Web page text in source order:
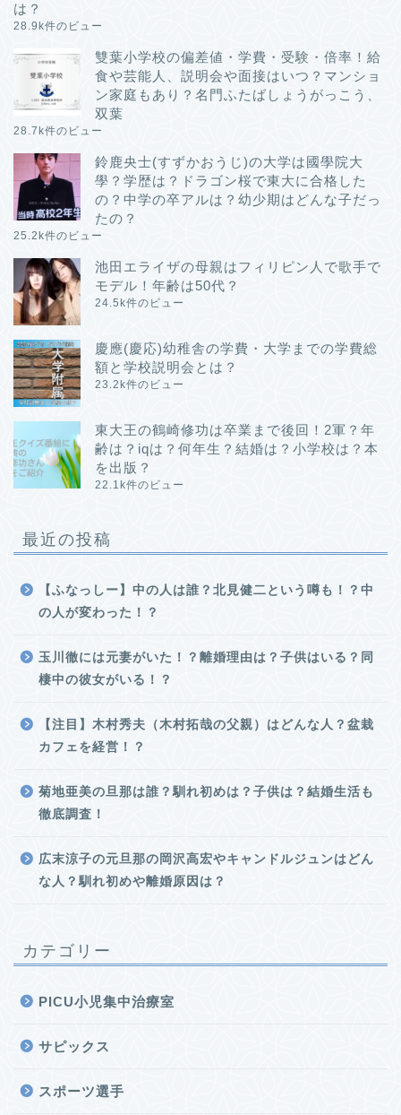
は？
28.9k件のビュー
雙葉小学校の偏差値・学費・受験・倍率！給
食や芸能人、説明会や面接はいつ？マンショ
ン家庭もあり？名門ふたばしょうがっこう、
双葉
28.7k件のビュー
鈴鹿央士(すずかおうじ)の大学は國學院大
學？学歴は？ドラゴン桜で東大に合格した
の？中学の卒アルは？幼少期はどんな子だっ
たの？
25.2k件のビュー
池田エライザの母親はフィリピン人で歌手で
モデル！年齢は50代？
24.5k件のビュー
慶應(慶応)幼稚舎の学費・大学までの学費総
額と学校説明会とは？
23.2k件のビュー
東大王の鶴崎修功は卒業まで後回！2軍？年
齢は？iqは？何年生？結婚は？小学校は？本
を出版？
22.1k件のビュー
最近の投稿
【ふなっしー】中の人は誰？北見健二という噂も！？中
の人が変わった！？
玉川徹には元妻がいた！？離婚理由は？子供はいる？同
棲中の彼女がいる！？
【注目】木村秀夫（木村拓哉の父親）はどんな人？盆栽
カフェを経営！？
菊地亜美の旦那は誰？馴れ初めは？子供は？結婚生活も
徹底調査！
広末涼子の元旦那の岡沢高宏やキャンドルジュンはどん
な人？馴れ初めや離婚原因は？
カテゴリー
PICU小児集中治療室
サピックス
スポーツ選手